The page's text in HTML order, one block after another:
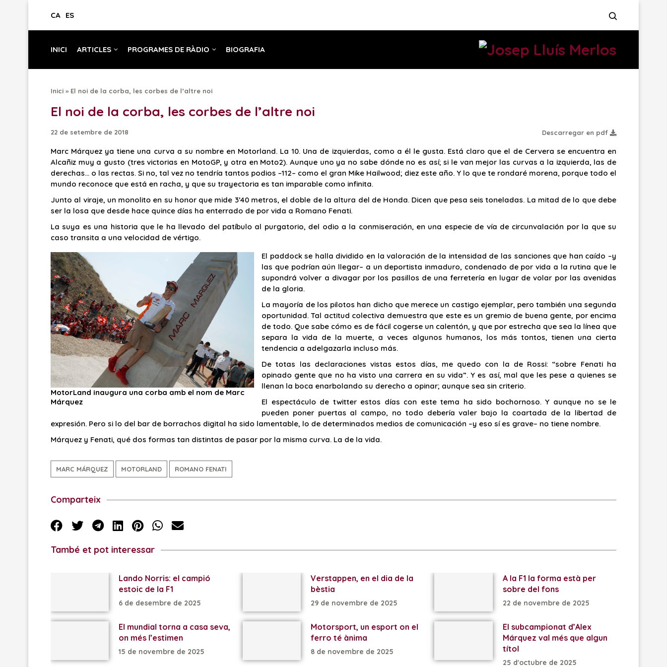
CA ES
INICI ARTICLES PROGRAMES DE RÀDIO BIOGRAFIA
Inici » El noi de la corba, les corbes de l’altre noi
El noi de la corba, les corbes de l’altre noi
22 de setembre de 2018 Descarregar en pdf
Marc Márquez ya tiene una curva a su nombre en Motorland. La 10. Una de izquierdas, como a él le gusta. Está claro que el de Cervera se encuentra en
Alcañiz muy a gusto (tres victorias en MotoGP, y otra en Moto2). Aunque uno ya no sabe dónde no es así; si le van mejor las curvas a la izquierda, las de
derechas… o las rectas. Si no, tal vez no tendría tantos podios –112– como el gran Mike Hailwood; diez este año. Y lo que te rondaré morena, porque todo el
mundo reconoce que está en racha, y que su trayectoria es tan imparable como infinita.
Junto al viraje, un monolito en su honor que mide 3’40 metros, el doble de la altura del de Honda. Dicen que pesa seis toneladas. La mitad de lo que debe
ser la losa que desde hace quince días ha enterrado de por vida a Romano Fenati.
La suya es una historia que le ha llevado del patíbulo al purgatorio, del odio a la conmiseración, en una especie de vía de circunvalación por la que su
caso transita a una velocidad de vértigo.
MotorLand inaugura una corba amb el nom de Marc
Márquez
El paddock se halla dividido en la valoración de la intensidad de las sanciones que han caído –y
las que podrían aún llegar– a un deportista inmaduro, condenado de por vida a la rutina que le
supondrá volver a divagar por los pasillos de una ferretería en lugar de volar por las avenidas
de la gloria.
La mayoría de los pilotos han dicho que merece un castigo ejemplar, pero también una segunda
oportunidad. Tal actitud colectiva demuestra que este es un gremio de buena gente, por encima
de todo. Que sabe cómo es de fácil cogerse un calentón, y que por estrecha que sea la línea que
separa la vida de la muerte, a veces algunos humanos, los más tontos, tienen una cierta
tendencia a adelgazarla incluso más.
De totas las declaraciones vistas estos días, me quedo con la de Rossi: “sobre Fenati ha
opinado gente que no ha visto una carrera en su vida”. Y es así, mal que les pese a quienes se
llenan la boca enarbolando su derecho a opinar; aunque sea sin criterio.
El espectáculo de twitter estos días con este tema ha sido bochornoso. Y aunque no se le
pueden poner puertas al campo, no todo debería valer bajo la coartada de la libertad de
expresión. Pero si lo del bar de borrachos digital ha sido lamentable, lo de determinados medios de comunicación –y eso sí es grave– no tiene nombre.
Márquez y Fenati, qué dos formas tan distintas de pasar por la misma curva. La de la vida.
MARC MÁRQUEZ MOTORLAND ROMANO FENATI
Comparteix
També et pot interessar
Lando Norris: el campió
estoic de la F1
6 de desembre de 2025
Verstappen, en el dia de la
bèstia
29 de novembre de 2025
A la F1 la forma està per
sobre del fons
22 de novembre de 2025
El mundial torna a casa seva,
on més l’estimen
15 de novembre de 2025
Motorsport, un esport on el
ferro té ànima
8 de novembre de 2025
El subcampionat d’Alex
Márquez val més que algun
títol
25 d'octubre de 2025